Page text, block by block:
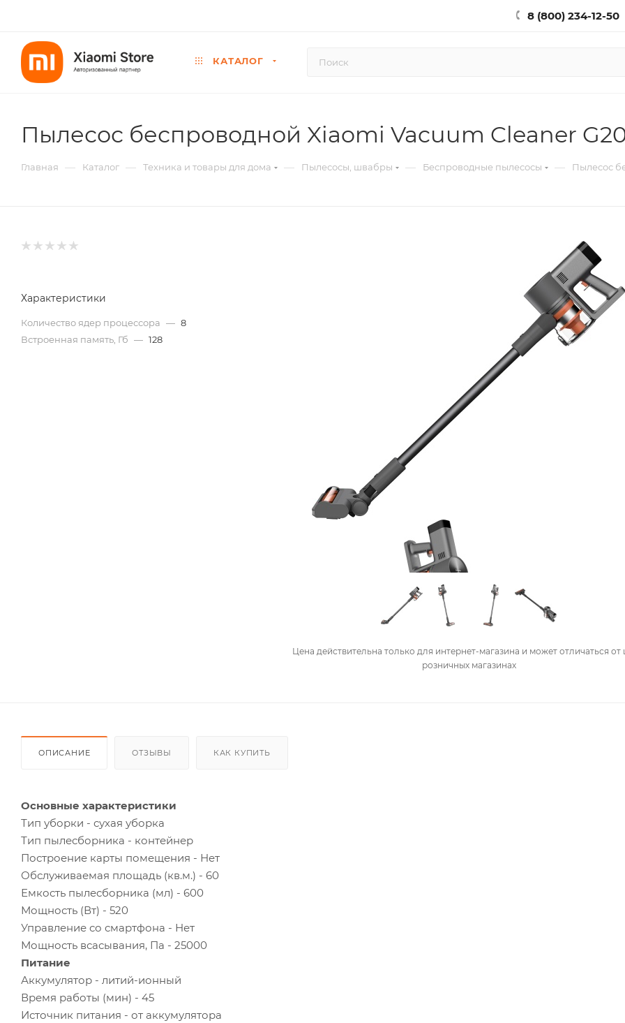
8 (800) 234-12-50
КАТАЛОГ
Пылесос беспроводной Xiaomi Vacuum Cleaner
Главная — Каталог — Техника и товары для дома — Пылесосы, швабры — Беспроводные пылесосы — Пылесос
Цена действительна только для интернет-магазина и может отличаться от
розничных магазинах
Характеристики
Количество ядер процессора — 8
Встроенная память, Гб — 128
ОПИСАНИЕ ОТЗЫВЫ КАК КУПИТЬ
Основные характеристики
Тип уборки - сухая уборка
Тип пылесборника - контейнер
Построение карты помещения - Нет
Обслуживаемая площадь (кв.м.) - 60
Емкость пылесборника (мл) - 600
Мощность (Вт) - 520
Управление со смартфона - Нет
Мощность всасывания, Па - 25000
Питание
Аккумулятор - литий-ионный
Время работы (мин) - 45
Источник питания - от аккумулятора